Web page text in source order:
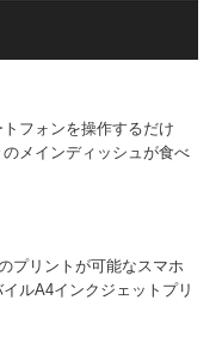
フォンを操作するだけ
メインディッシュが食べ
プリントが可能なスマホ
ルA4インクジェットプリ